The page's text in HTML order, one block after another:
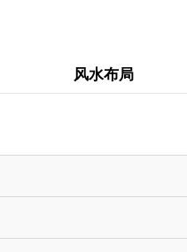
风水布局